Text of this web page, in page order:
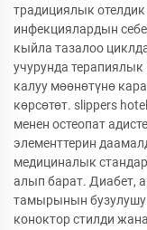
традициялык
инфекциялардын
кыйла тазалоо
учурунда терапиялык
калуу мөөнөтүнө
көрсөтөт. slippers
менен остеопат
элементтерин
медициналык
алып барат. Диабет,
тамырынын
коноктор стилди